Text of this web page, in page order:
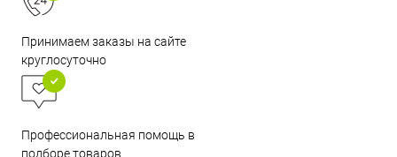
Принимаем заказы на сайте
круглосуточно
Профессиональная помощь в
подборе товаров